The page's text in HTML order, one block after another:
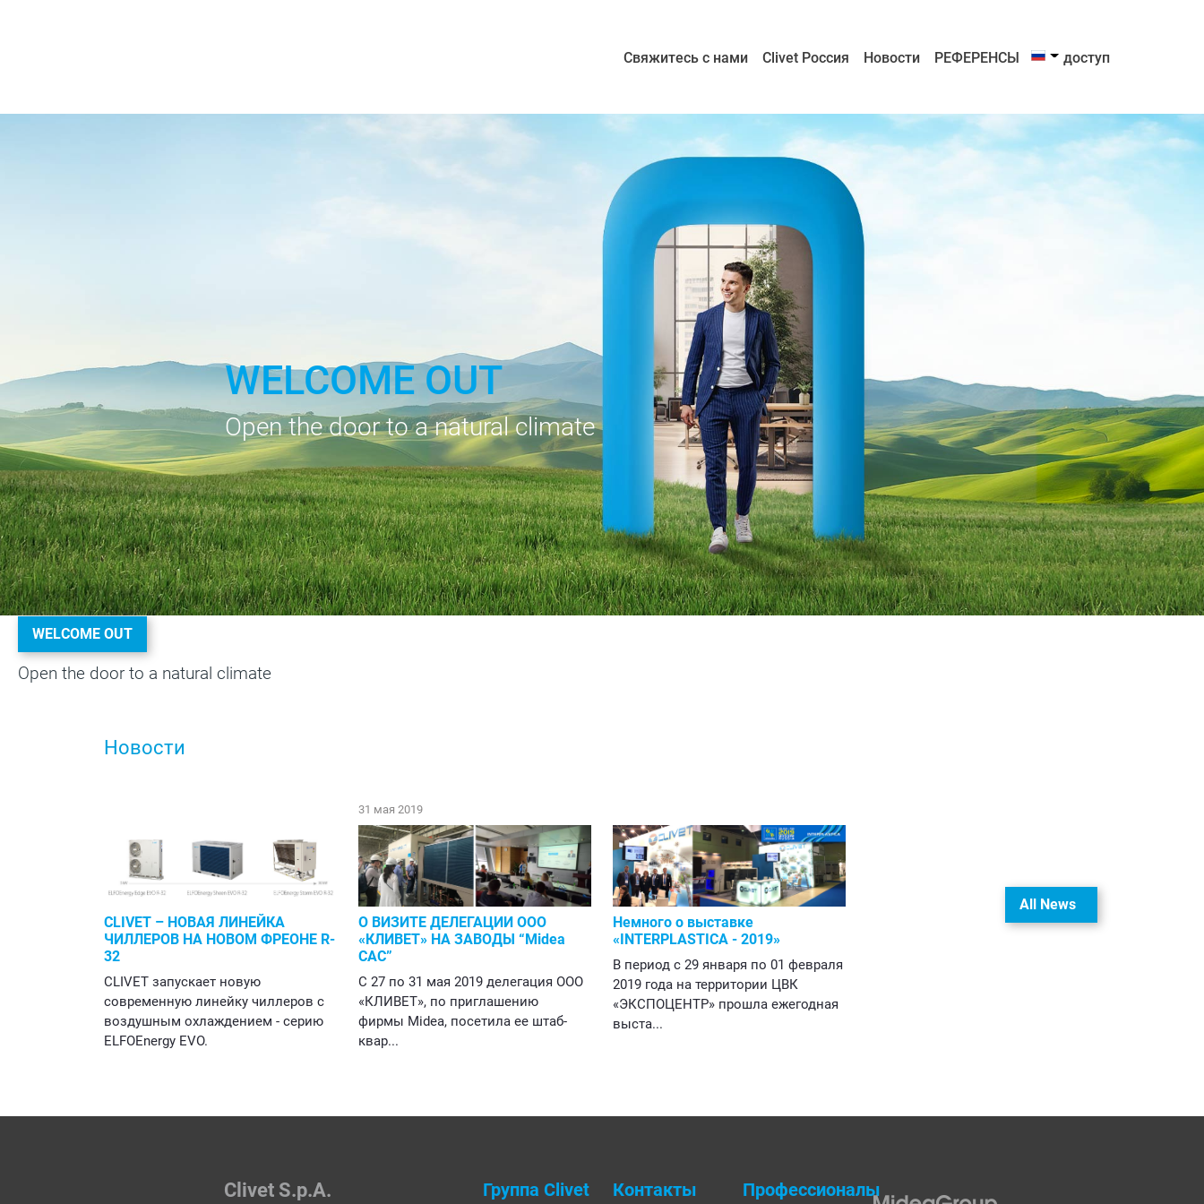
Свяжитесь с нами Clivet Россия Новости РЕФЕРЕНСЫ доступ
WELCOME OUT
Open the door to a natural climate
WELCOME OUT
Open the door to a natural climate
Новости
CLIVET – НОВАЯ ЛИНЕЙКА
ЧИЛЛЕРОВ НА НОВОМ ФРЕОНЕ R-
32
CLIVET запускает новую
современную линейку чиллеров с
воздушным охлаждением - серию
ELFOEnergy EVO.
31 мая 2019
О ВИЗИТЕ ДЕЛЕГАЦИИ ООО
«КЛИВЕТ» НА ЗАВОДЫ “Midea
CAC”
С 27 по 31 мая 2019 делегация ООО
«КЛИВЕТ», по приглашению
фирмы Midea, посетила ее штаб-
квар...
Немного о выставке
«INTERPLASTICA - 2019»
В период с 29 января по 01 февраля
2019 года на территории ЦВК
«ЭКСПОЦЕНТР» прошла ежегодная
выста...
All News
Clivet S.p.A. Группа Clivet Контакты Профессионалы